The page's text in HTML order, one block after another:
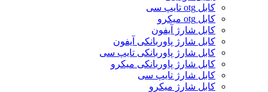
کابل otg تایپ سی
کابل otg میکرو
کابل شارژ آیفون
کابل شارژ پاوربانکی آیفون
کابل شارژ پاوربانکی تایپ سی
کابل شارژ پاوربانکی میکرو
کابل شارژ تایپ سی
کابل شارژ میکرو